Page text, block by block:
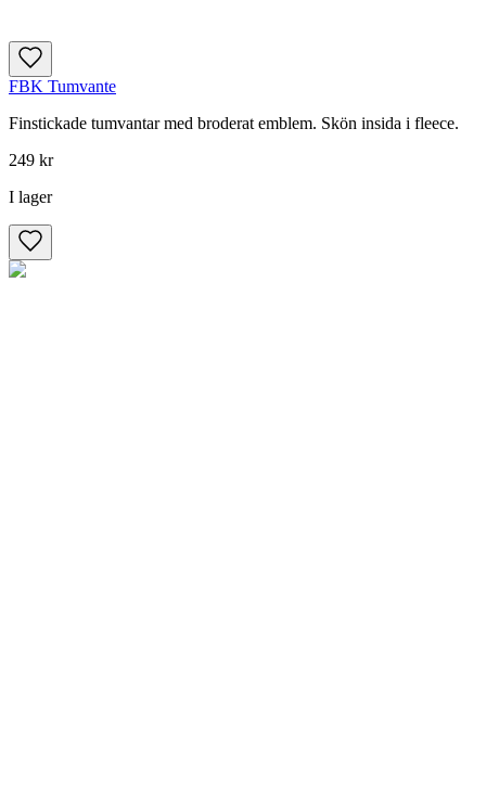
FBK Tumvante
Finstickade tumvantar med broderat emblem. Skön insida i fleece.
249 kr
I lager